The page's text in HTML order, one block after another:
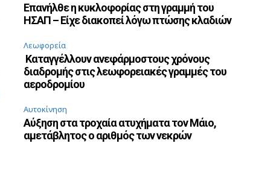
Επανήλθε η κυκλοφορίας στη γραμμή του
ΗΣΑΠ – Είχε διακοπεί λόγω πτώσης κλαδιών
Λεωφορεία
Καταγγέλλουν ανεφάρμοστους χρόνους
διαδρομής στις λεωφορειακές γραμμές του
αεροδρομίου
Αυτοκίνηση
Αύξηση στα τροχαία ατυχήματα τον Μάιο,
αμετάβλητος ο αριθμός των νεκρών